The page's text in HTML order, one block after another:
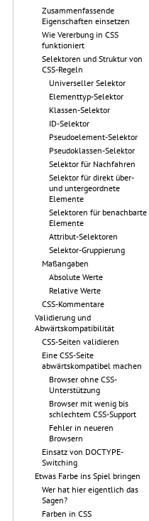
Zusammenfassende
Eigenschaften einsetzen
Wie Vererbung in CSS
funktioniert
Selektoren und Struktur von
CSS-Regeln
Universeller Selektor
Elementtyp-Selektor
Klassen-Selektor
ID-Selektor
Pseudoelement-Selektor
Pseudoklassen-Selektor
Selektor für Nachfahren
Selektor für direkt über-
und untergeordnete
Elemente
Selektoren für benachbarte
Elemente
Attribut-Selektoren
Selektor-Gruppierung
Maßangaben
Absolute Werte
Relative Werte
CSS-Kommentare
Validierung und
Abwärtskompatibilität
CSS-Seiten validieren
Eine CSS-Seite
abwärtskompatibel machen
Browser ohne CSS-
Unterstützung
Browser mit wenig bis
schlechtem CSS-Support
Fehler in neueren
Browsern
Einsatz von DOCTYPE-
Switching
Etwas Farbe ins Spiel bringen
Wer hat hier eigentlich das
Sagen?
Farben in CSS